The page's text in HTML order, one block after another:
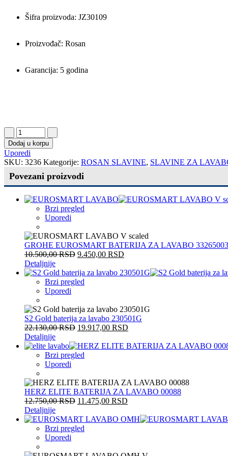
Šifra proizvoda: JZ30109
Proizvođač: Rosan
Garancija: 5 godina
Dodaj u korpu
Uporedi
SKU: 3236 Kategorije: ROSAN SLAVINE, SLAVINE ZA
Povezani proizvodi
Brzi pregled
Uporedi
GROHE EUROSMART BATERIJA ZA LAVABO 33265003
10.500,00RSD 9.450,00 RSD
Detaljnije
Brzi pregled
Uporedi
S2 Gold baterija za lavabo 230501G
22.130,00RSD 19.917,00 RSD
Detaljnije
Brzi pregled
Uporedi
HERZ ELITE BATERIJA ZA LAVABO 00088
12.750,00RSD 11.475,00 RSD
Detaljnije
Brzi pregled
Uporedi